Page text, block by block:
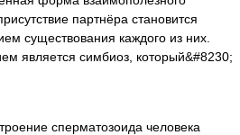
партнёра становится
существования каждого из них.
является симбиоз, который&#8230;
сперматозоида человека